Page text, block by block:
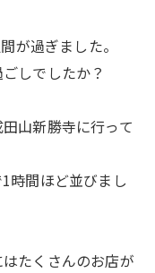
が過ぎました。
しでしたか？
山新勝寺に行って
時間ほど並びまし
たくさんのお店が